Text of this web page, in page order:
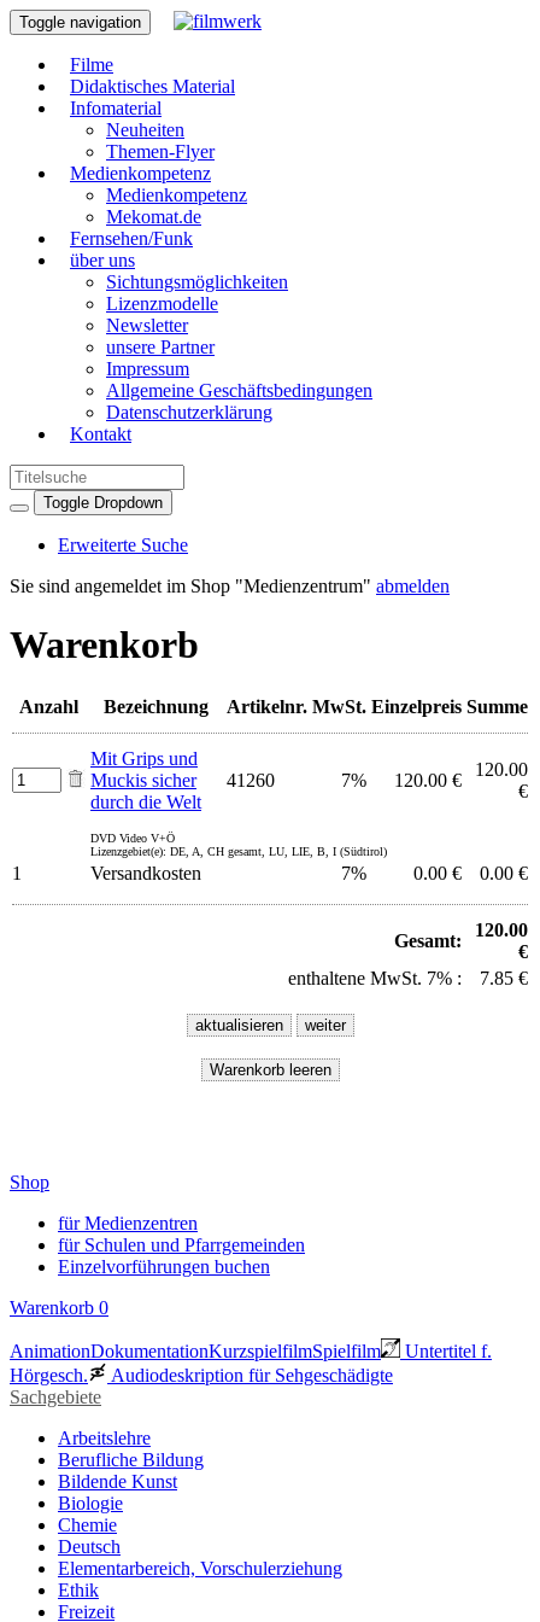
Toggle navigation
Filme
Didaktisches Material
Infomaterial
Neuheiten
Themen-Flyer
Medienkompetenz
Medienkompetenz
Mekomat.de
Fernsehen/Funk
über uns
Sichtungsmöglichkeiten
Lizenzmodelle
Newsletter
unsere Partner
Impressum
Allgemeine Geschäftsbedingungen
Datenschutzerklärung
Kontakt
Toggle Dropdown
Erweiterte Suche
Sie sind angemeldet im Shop "Medienzentrum" abmelden
Warenkorb
Anzahl Bezeichnung Artikelnr. MwSt. Einzelpreis Summe
Mit Grips und
Muckis sicher
durch die Welt
41260 7% 120.00 €
120.00
€
DVD Video V+Ö
Lizenzgebiet(e): DE, A, CH gesamt, LU, LIE, B, I (Südtirol)
1 Versandkosten 7% 0.00 € 0.00 €
Gesamt:
120.00
€
enthaltene MwSt. 7% :
7.85 €
Shop
für Medienzentren
für Schulen und Pfarrgemeinden
Einzelvorführungen buchen
Warenkorb 0
AnimationDokumentationKurzspielfilmSpielfilm
Untertitel f.
Hörgesch.
Audiodeskription für Sehgeschädigte
Sachgebiete
Arbeitslehre
Berufliche Bildung
Bildende Kunst
Biologie
Chemie
Deutsch
Elementarbereich, Vorschulerziehung
Ethik
Freizeit